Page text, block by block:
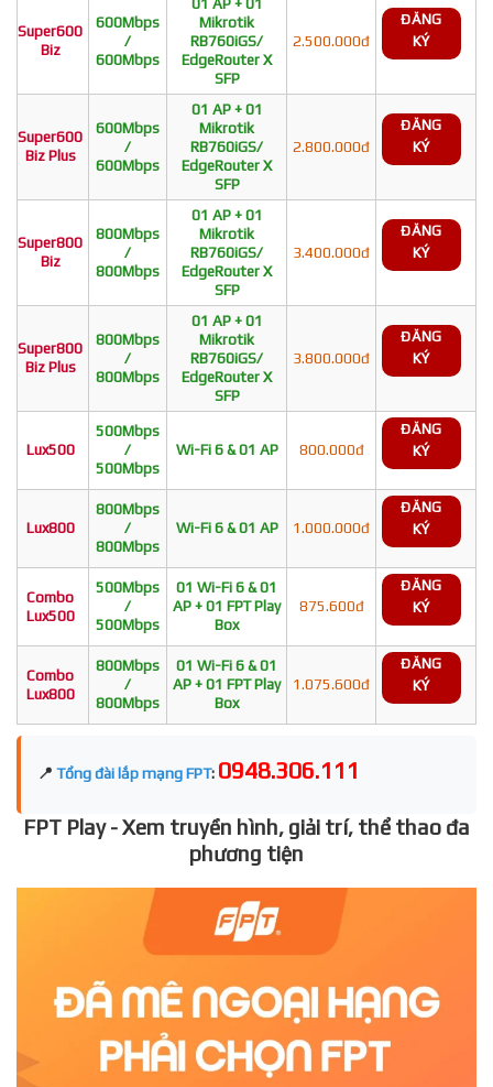
Super600
Biz
600Mbps
/
600Mbps
Mikrotik
RB760iGS/
EdgeRouter X
SFP
2.500.000đ
ĐĂNG
KÝ
Super600
Biz Plus
600Mbps
/
600Mbps
01 AP + 01
Mikrotik
RB760iGS/
EdgeRouter X
SFP
2.800.000đ
ĐĂNG
KÝ
Super800
Biz
800Mbps
/
800Mbps
01 AP + 01
Mikrotik
RB760iGS/
EdgeRouter X
SFP
3.400.000đ
ĐĂNG
KÝ
Super800
Biz Plus
800Mbps
/
800Mbps
01 AP + 01
Mikrotik
RB760iGS/
EdgeRouter X
SFP
3.800.000đ
ĐĂNG
KÝ
Lux500
500Mbps
/
500Mbps
Wi-Fi 6 & 01 AP 800.000đ
ĐĂNG
KÝ
Lux800
800Mbps
/
800Mbps
Wi-Fi 6 & 01 AP 1.000.000đ
ĐĂNG
KÝ
Combo
Lux500
500Mbps
/
500Mbps
01 Wi-Fi 6 & 01
AP + 01 FPT Play
Box
875.600đ
ĐĂNG
KÝ
Combo
Lux800
800Mbps
/
800Mbps
01 Wi-Fi 6 & 01
AP + 01 FPT Play
Box
1.075.600đ
ĐĂNG
KÝ
📍 Tổng đài lắp mạng FPT: 0948.306.111
FPT Play - Xem truyền hình, giải trí, thể thao đa
phương tiện